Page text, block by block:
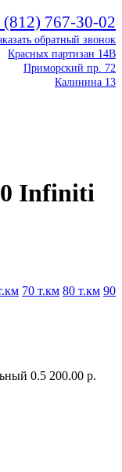
(812) 767-30-02
обратный звонок
Красных партизан 14В
Приморский пр. 72
Калинина 13
Infiniti
70 т.км 80 т.км 90
0.5 200.00 р.